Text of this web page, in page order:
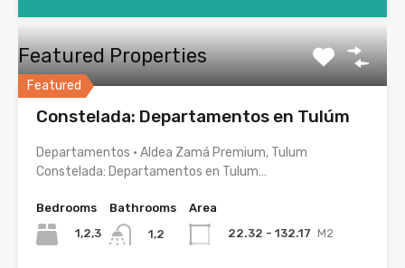
Featured Properties
Featured
Constelada: Departamentos en Tulúm
Departamentos · Aldea Zamá Premium, Tulum
Constelada: Departamentos en Tulum…
Bedrooms
1,2,3
Bathrooms
1,2
Area
22.32 - 132.17 M2